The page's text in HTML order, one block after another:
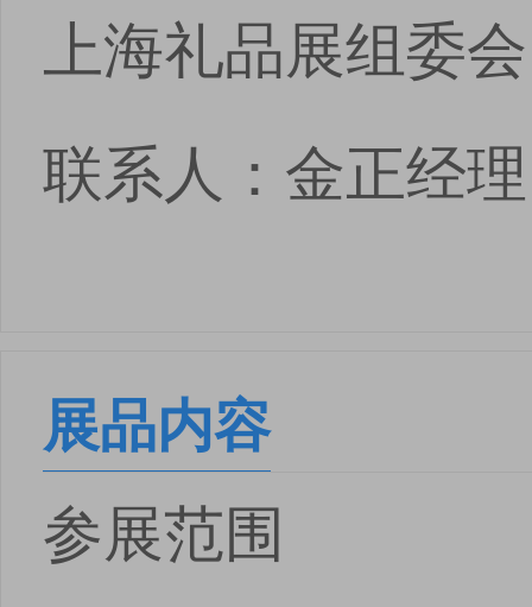
上海礼品展组委会
联系人：金正经
展品内容
参展范围